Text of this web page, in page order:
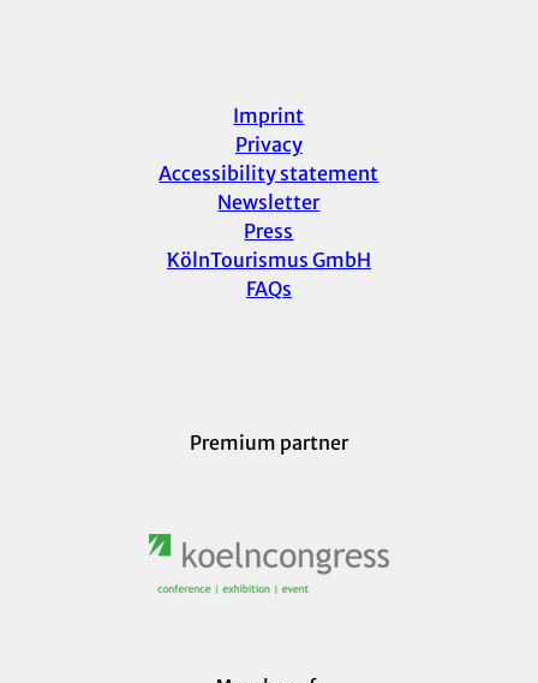
Imprint
Privacy
Accessibility statement
Newsletter
Press
KölnTourismus GmbH
FAQs
Premium partner